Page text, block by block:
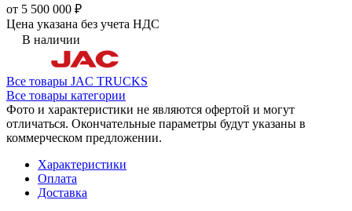
от 5 500 000 ₽
Цена указана без учета НДС
В наличии
Все товары JAC TRUCKS
Все товары категории
Фото и характеристики не являются офертой и могут
отличаться. Окончательные параметры будут указаны в
коммерческом предложении.
Характеристики
Оплата
Доставка